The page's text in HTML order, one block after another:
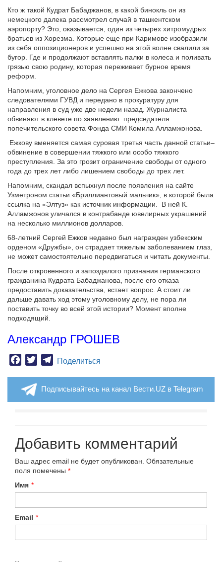
Кто ж такой Кудрат Бабаджанов, в какой бинокль он из
немецкого далека рассмотрел случай в ташкентском
аэропорту? Это, оказывается, один из четырех хитромудрых
братьев из Хорезма. Которые еще при Каримове изобразили
из себя оппозиционеров и успешно на этой волне свалили за
бугор. Где и продолжают вставлять палки в колеса и поливать
грязью свою родину, которая переживает бурное время
реформ.
Напомним, уголовное дело на Сергея Ежкова закончено
следователями ГУВД и передано в прокуратуру для
направления в суд уже две недели назад. Журналиста
обвиняют в клевете по заявлению председателя
попечительского совета Фонда СМИ Комила Алламжонова.
Ежкову вменяется самая суровая третья часть данной статьи–
обвинение в совершении тяжкого или особо тяжкого
преступления. За это грозит ограничение свободы от одного
года до трех лет либо лишением свободы до трех лет.
Напомним, скандал вспыхнул после появления на сайте
Узметроном статьи «Бриллиантовый мальчик», в которой была
ссылка на «Элтуз» как источник информации. В ней К.
Алламжонов уличался в контрабанде ювелирных украшений
на несколько миллионов долларов.
68-летний Сергей Ежков недавно был награжден узбекским
орденом «Дружбы», он страдает тяжелым заболеванием глаз,
не может самостоятельно передвигаться и читать документы.
После откровенного и запоздалого признания германского
гражданина Кудрата Бабаджанова, после его отказа
предоставить доказательства, встает вопрос. А стоит ли
дальше давать ход этому уголовному делу, не пора ли
поставить точку во всей этой истории? Момент вполне
подходящий.
Александр ГРОШЕВ
Facebook
TwitterTelegram
Поделиться
Подписывайтесь на канал Вести.UZ в Telegram
Добавить комментарий
Ваш адрес email не будет опубликован. Обязательные
поля помечены *
Имя *
Email *